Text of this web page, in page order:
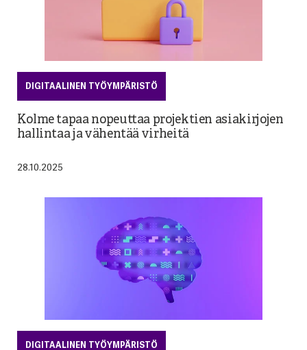
DIGITAALINEN TYÖYMPÄRISTÖ
Kolme tapaa nopeuttaa projektien asiakirjojen
hallintaa ja vähentää virheitä
28.10.2025
DIGITAALINEN TYÖYMPÄRISTÖ